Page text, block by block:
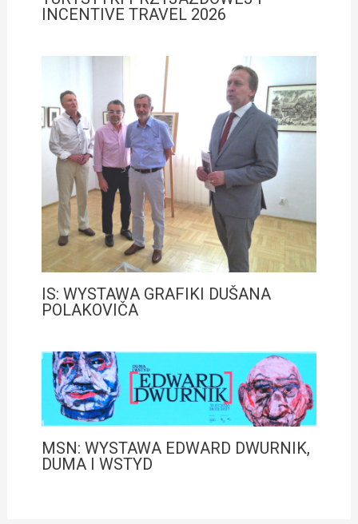
INCENTIVE TRAVEL 2026
IS: WYSTAWA GRAFIKI DUŠANA
POLAKOVIČA
MSN: WYSTAWA EDWARD DWURNIK,
DUMA I WSTYD